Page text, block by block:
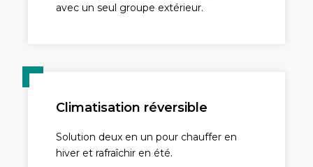
avec un seul groupe extérieur.
Climatisation réversible
Solution deux en un pour chauffer en
hiver et rafraîchir en été.